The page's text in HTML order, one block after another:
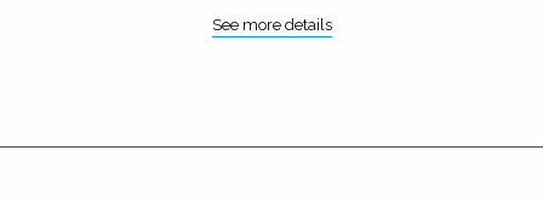
See more details